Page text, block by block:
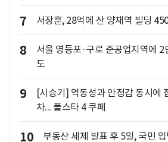
7 서장훈, 28억에 산 양재역 빌딩
8
서울 영등포·구로 준공업지역에
도
9
[시승기] 역동성과 안정감 동시에
차... 폴스타 4 쿠페
10 부동산 세제 발표 후 5일, 국민